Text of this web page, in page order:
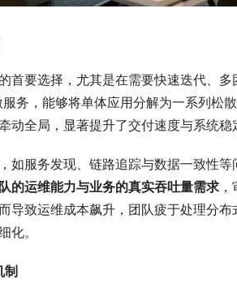
首要选择，尤其是在需要快速迭代、
务，能够将单体应用分解为一系列松
全局，显著提升了交付速度与系统稳
如服务发现、链路追踪与数据一致性
的运维能力与业务的真实吞吐量需求
导致运维成本飙升，团队疲于处理分布
化。